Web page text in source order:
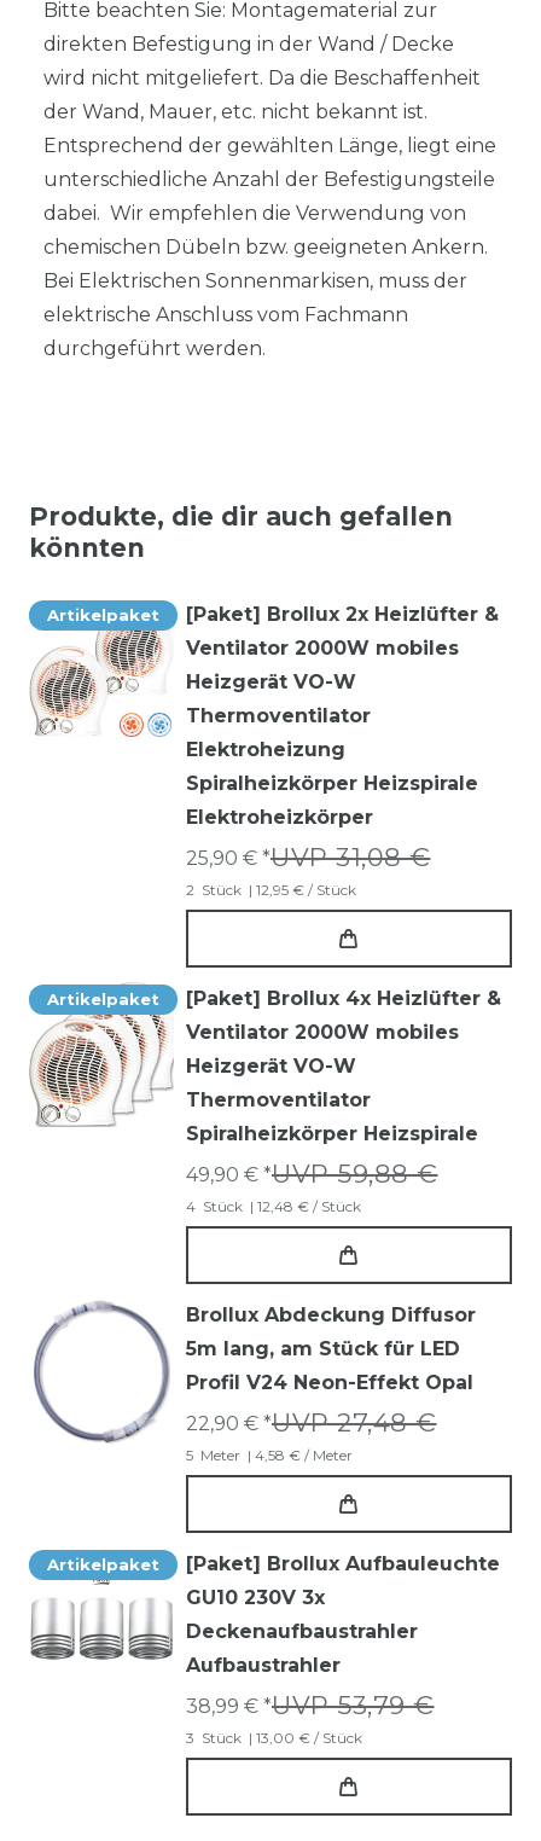
Bitte beachten Sie: Montagematerial zur
direkten Befestigung in der Wand / Decke
wird nicht mitgeliefert. Da die Beschaffenheit
der Wand, Mauer, etc. nicht bekannt ist.
Entsprechend der gewählten Länge, liegt eine
unterschiedliche Anzahl der Befestigungsteile
dabei. Wir empfehlen die Verwendung von
chemischen Dübeln bzw. geeigneten Ankern.
Bei Elektrischen Sonnenmarkisen, muss der
elektrische Anschluss vom Fachmann
durchgeführt werden.
Produkte, die dir auch gefallen
könnten
Artikelpaket
[Paket] Brollux 2x Heizlüfter &
Ventilator 2000W mobiles
Heizgerät VO-W
Thermoventilator
Elektroheizung
Spiralheizkörper Heizspirale
Elektroheizkörper
UVP 31,08 €
25,90 € *
2 Stück | 12,95 € / Stück
Artikelpaket
[Paket] Brollux 4x Heizlüfter &
Ventilator 2000W mobiles
Heizgerät VO-W
Thermoventilator
Spiralheizkörper Heizspirale
UVP 59,88 €
49,90 € *
4 Stück | 12,48 € / Stück
Brollux Abdeckung Diffusor
5m lang, am Stück für LED
Profil V24 Neon-Effekt Opal
UVP 27,48 €
22,90 € *
5 Meter | 4,58 € / Meter
Artikelpaket
[Paket] Brollux Aufbauleuchte
GU10 230V 3x
Deckenaufbaustrahler
Aufbaustrahler
UVP 53,79 €
38,99 € *
3 Stück | 13,00 € / Stück